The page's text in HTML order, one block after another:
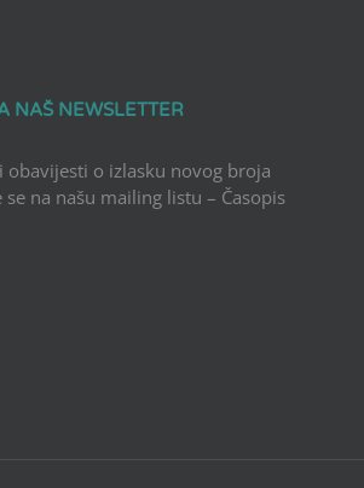
NAŠ NEWSLETTER
obavijesti o izlasku novog broja
na našu mailing listu – Časopis